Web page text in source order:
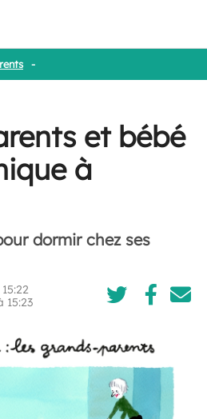
-
et bébé
à
dormir chez ses
15:23